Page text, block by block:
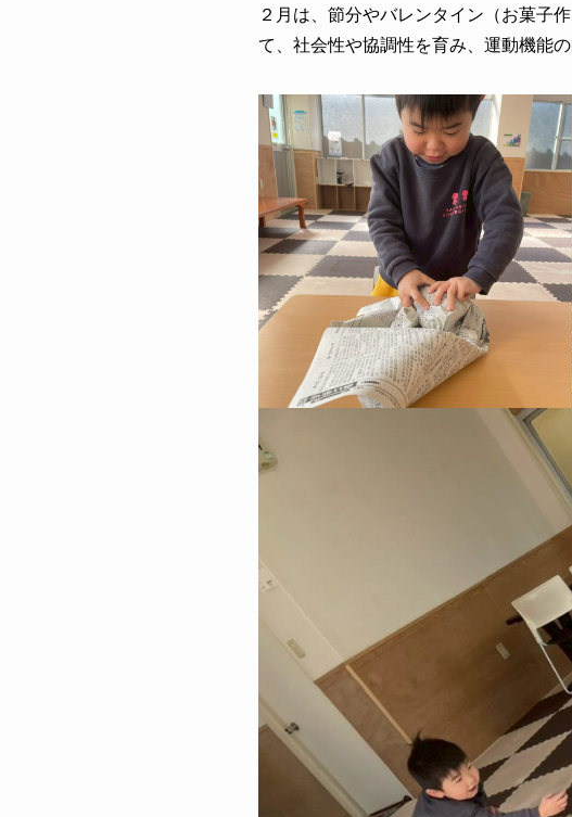
２月は、節分やバレンタイン（お菓子
て、社会性や協調性を育み、運動機能